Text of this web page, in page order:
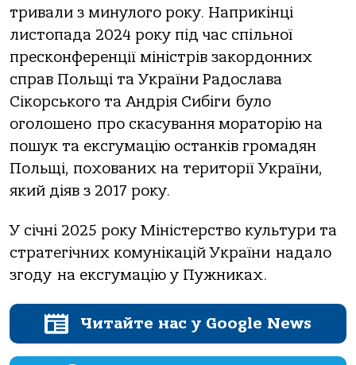
тривали з минулого року. Наприкінці
листопада 2024 року під час спільної
пресконференції міністрів закордонних
справ Польщі та України Радослава
Сікорського та Андрія Сибіги було
оголошено про скасування мораторію на
пошук та ексгумацію останків громадян
Польщі, похованих на території України,
який діяв з 2017 року.
У січні 2025 року Міністерство культури та
стратегічних комунікацій України надало
згоду на ексгумацію у Пужниках.
Читайте нас у Google News